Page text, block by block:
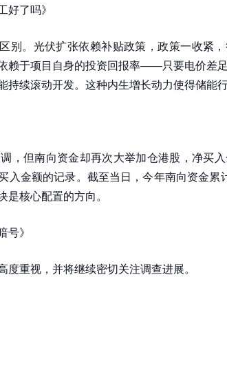
好了吗》
别。光伏扩张依赖补贴政策，政策一收紧
赖于项目自身的投资回报率——只要电价差
持续滚动开发。这种内生增长动力使得储能
，但南向资金却再次大举加仓港股，净买
入金额的记录。截至当日，今年南向资金累
核心配置的方向。
号》
度重视，并将继续密切关注调查进展。